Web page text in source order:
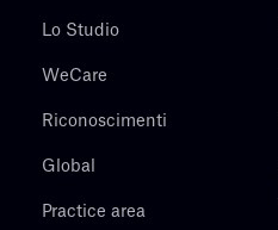
Lo Studio
WeCare
Riconoscimenti
Global
Practice area